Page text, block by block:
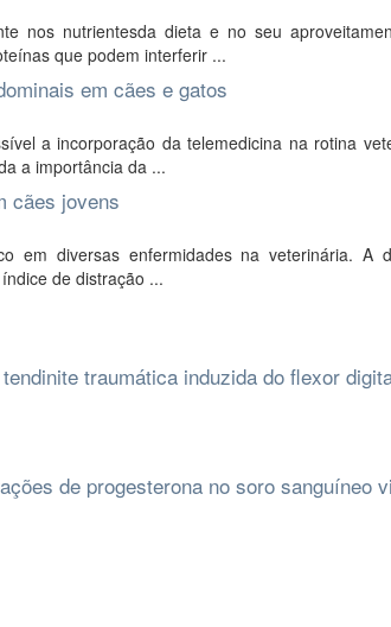
nos nutrientesda dieta e no seu
que podem interferir ...
em cães e gatos
a incorporação da telemedicina na rotina
a importância da ...
cães jovens
em diversas enfermidades na veterinária. A
de distração ...
traumática induzida do flexor
de progesterona no soro sanguíneo